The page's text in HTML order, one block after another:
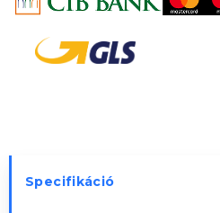
Specifikáció